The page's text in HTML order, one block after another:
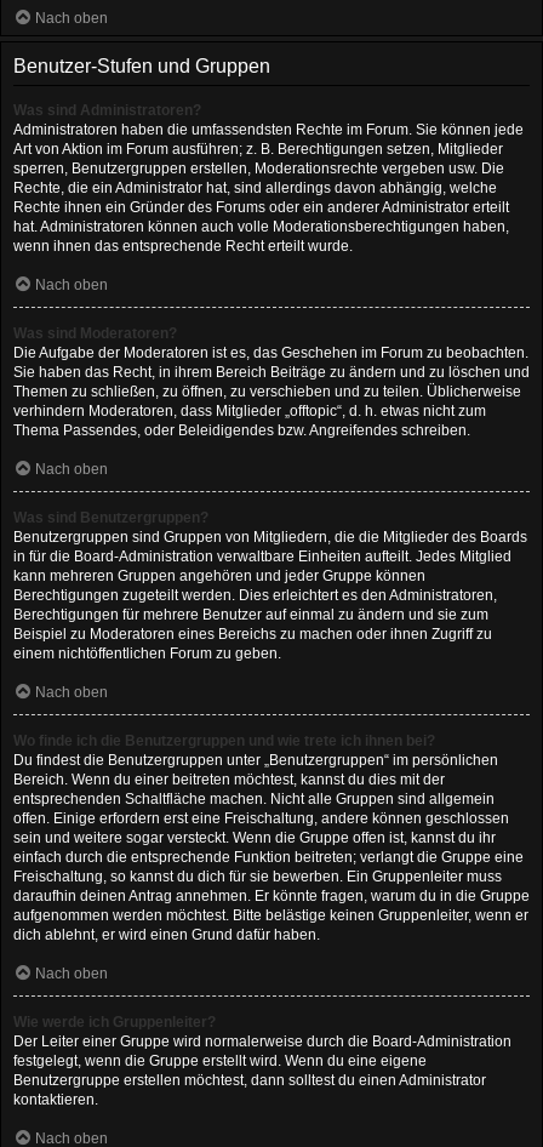
Nach oben
Benutzer-Stufen und Gruppen
Was sind Administratoren?
Administratoren haben die umfassendsten Rechte im Forum. Sie können jede
Art von Aktion im Forum ausführen; z. B. Berechtigungen setzen, Mitglieder
sperren, Benutzergruppen erstellen, Moderationsrechte vergeben usw. Die
Rechte, die ein Administrator hat, sind allerdings davon abhängig, welche
Rechte ihnen ein Gründer des Forums oder ein anderer Administrator erteilt
hat. Administratoren können auch volle Moderationsberechtigungen haben,
wenn ihnen das entsprechende Recht erteilt wurde.
Nach oben
Was sind Moderatoren?
Die Aufgabe der Moderatoren ist es, das Geschehen im Forum zu beobachten.
Sie haben das Recht, in ihrem Bereich Beiträge zu ändern und zu löschen und
Themen zu schließen, zu öffnen, zu verschieben und zu teilen. Üblicherweise
verhindern Moderatoren, dass Mitglieder „offtopic“, d. h. etwas nicht zum
Thema Passendes, oder Beleidigendes bzw. Angreifendes schreiben.
Nach oben
Was sind Benutzergruppen?
Benutzergruppen sind Gruppen von Mitgliedern, die die Mitglieder des Boards
in für die Board-Administration verwaltbare Einheiten aufteilt. Jedes Mitglied
kann mehreren Gruppen angehören und jeder Gruppe können
Berechtigungen zugeteilt werden. Dies erleichtert es den Administratoren,
Berechtigungen für mehrere Benutzer auf einmal zu ändern und sie zum
Beispiel zu Moderatoren eines Bereichs zu machen oder ihnen Zugriff zu
einem nichtöffentlichen Forum zu geben.
Nach oben
Wo finde ich die Benutzergruppen und wie trete ich ihnen bei?
Du findest die Benutzergruppen unter „Benutzergruppen“ im persönlichen
Bereich. Wenn du einer beitreten möchtest, kannst du dies mit der
entsprechenden Schaltfläche machen. Nicht alle Gruppen sind allgemein
offen. Einige erfordern erst eine Freischaltung, andere können geschlossen
sein und weitere sogar versteckt. Wenn die Gruppe offen ist, kannst du ihr
einfach durch die entsprechende Funktion beitreten; verlangt die Gruppe eine
Freischaltung, so kannst du dich für sie bewerben. Ein Gruppenleiter muss
daraufhin deinen Antrag annehmen. Er könnte fragen, warum du in die Gruppe
aufgenommen werden möchtest. Bitte belästige keinen Gruppenleiter, wenn er
dich ablehnt, er wird einen Grund dafür haben.
Nach oben
Wie werde ich Gruppenleiter?
Der Leiter einer Gruppe wird normalerweise durch die Board-Administration
festgelegt, wenn die Gruppe erstellt wird. Wenn du eine eigene
Benutzergruppe erstellen möchtest, dann solltest du einen Administrator
kontaktieren.
Nach oben